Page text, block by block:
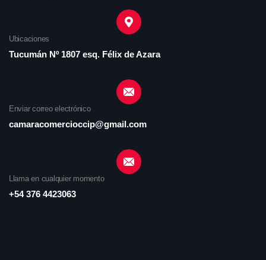
Ubicaciones
Tucumán Nº 1807 esq. Félix de Azara
Enviar correo electrónico
camaracomercioccip@gmail.com
Llama en cualquier momento
+54 376 4423063